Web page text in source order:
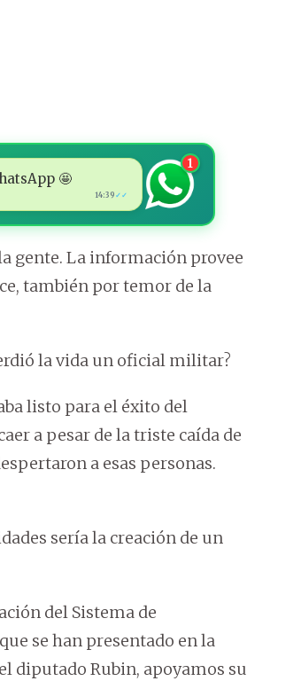
🤩
14:39 ✓✓
1
gente. La información provee
también por temor de la
la vida un oficial militar?
listo para el éxito del
a pesar de la triste caída de
a esas personas.
sería la creación de un
del Sistema de
se han presentado en la
diputado Rubin, apoyamos su